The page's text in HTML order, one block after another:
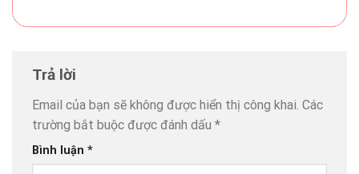
Trả lời
Email của bạn sẽ không được hiển thị công khai. Các
trường bắt buộc được đánh dấu *
Bình luận *